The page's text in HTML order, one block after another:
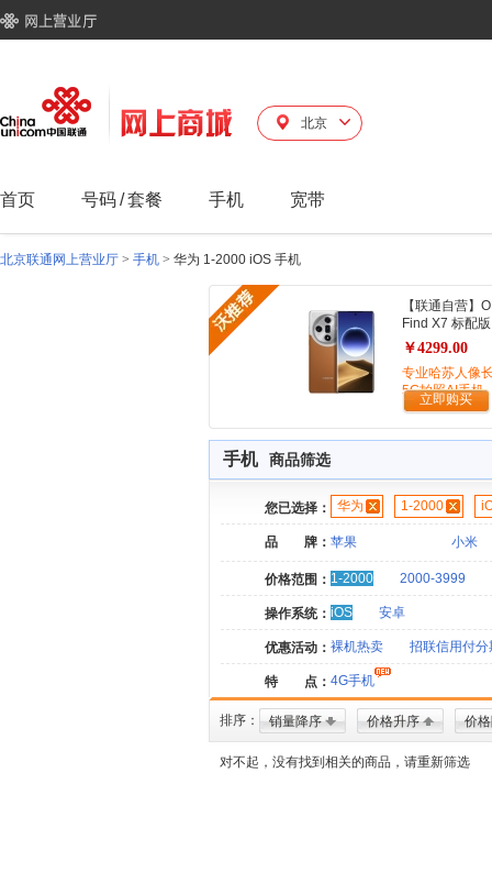
北京
首页 号码/套餐 手机 宽带
北京联通网上营业厅 > 手机 > 华为 1-2000 iOS 手机
【联通自营】
Find X7 标配版
￥4299.00
专业哈苏人像
5G拍照AI手机
立即购买
手机 商品筛选
您已选择： 华为 1-2000
品 牌： 苹果 小米
价格范围： 1-2000 2000-3999
操作系统： iOS 安卓
优惠活动： 裸机热卖 招联信用付分
特 点： 4G手机
排序： 销量降序 价格升序 价
对不起，没有找到相关的商品，请重新筛选